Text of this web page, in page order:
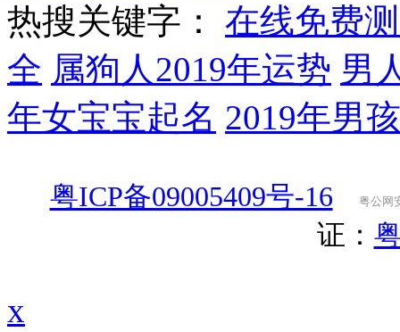
热搜关键字： 在线免费
全 属狗人2019年运势 男
年女宝宝起名 2019年男
粤ICP备09005409号-16 粤公网
证：
x